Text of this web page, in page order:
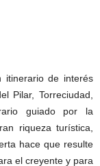
itinerario de interés
Pilar, Torreciudad,
guiado por la
riqueza turística,
hace que resulte
el creyente y para